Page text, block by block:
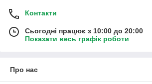
Контакти
Сьогодні працює з 10:00 до 20:00
Показати весь графік роботи
Про нас